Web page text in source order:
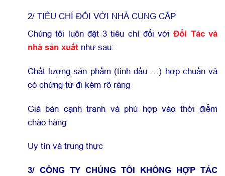
2/ TIÊU CHÍ ĐỐI VỚI NHÀ CUNG CẤP
Chúng tôi luôn đặt 3 tiêu chí đối vớiĐối Tác và
nhà sản xuất như sau:
Chất lượng sản phẩm (tinh dầu …) hợp chuẩn và
có chứng từ đi kèm rõ ràng
Giá bán cạnh tranh và phù hợp vào thời điểm
chào hàng
Uy tín và trung thực
3/ CÔNG TY CHÚNG TÔI KHÔNG HỢP TÁC